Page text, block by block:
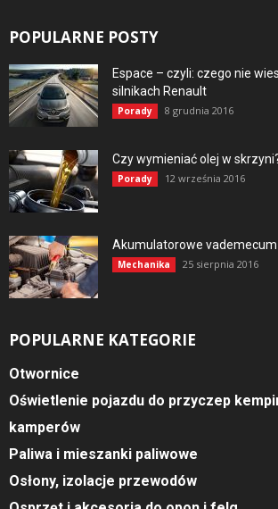
POPULARNE POSTY
Espace – czyli: czego nie
silnikach Renault
Porady 8 grudnia 2016
Czy wymieniać olej w
Porady 12 września 2016
Akumulatorowe vademecum
Mechanika 25 sierpnia 2016
POPULARNE KATEGORIE
Otwornice
Oświetlenie pojazdu do przyczep
kamperów
Paliwa i mieszanki paliwowe
Osłony, izolacje przewodów